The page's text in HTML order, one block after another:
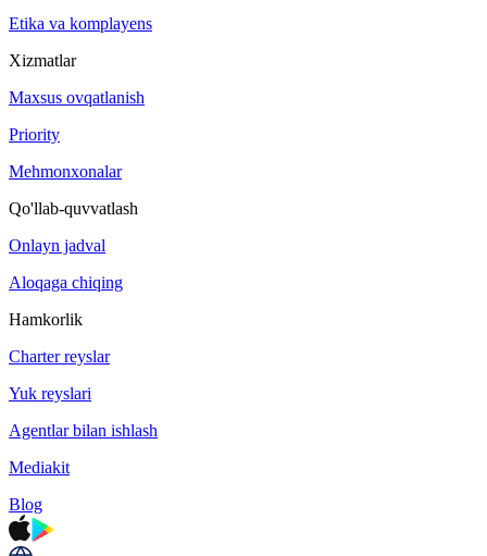
Etika va komplayens
Xizmatlar
Maxsus ovqatlanish
Priority
Mehmonxonalar
Qo'llab-quvvatlash
Onlayn jadval
Aloqaga chiqing
Hamkorlik
Charter reyslar
Yuk reyslari
Agentlar bilan ishlash
Mediakit
Blog